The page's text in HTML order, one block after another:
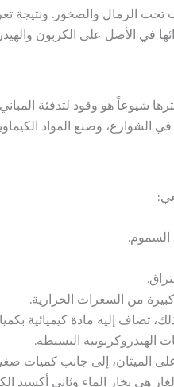
تحت الرمال والصخور. ونتيجة
في الأصل على الكربون
شيوعاً هو وقود لتدفئة
الشوارع، وصنع المواد
من السعرات الحرارية.
تضاف إليه مادة كيميائية
الهيدروكربونية البسيطة.
إلى جانب كميات صغيرة
هي بخار الماء وثاني أكسيد